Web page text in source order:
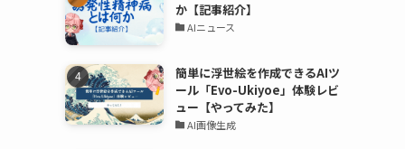
か【記事紹介】
AIニュース
簡単に浮世絵を作成できるAIツ
ール「Evo-Ukiyoe」体験レビ
ュー【やってみた】
AI画像生成